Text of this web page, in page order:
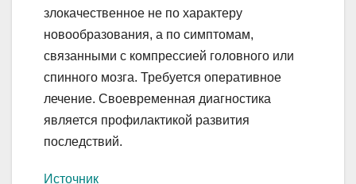
злокачественное не по характеру
новообразования, а по симптомам,
связанными с компрессией головного или
спинного мозга. Требуется оперативное
лечение. Своевременная диагностика
является профилактикой развития
последствий.
Источник